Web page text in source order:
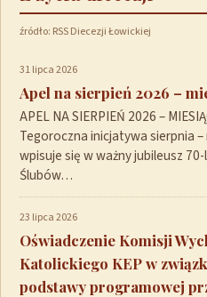
źródło: RSS Diecezji Łowickiej
31 lipca 2026
Apel na sierpień 2026 –
APEL NA SIERPIEŃ 2026 –
Tegoroczna inicjatywa sierpnia
wpisuje się w ważny jubileusz
Ślubów…
23 lipca 2026
Oświadczenie Komisji
Katolickiego KEP w
podstawy programowej